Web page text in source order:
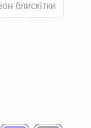
блискітки